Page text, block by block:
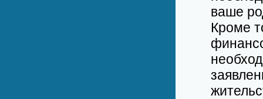
ваше
Кроме